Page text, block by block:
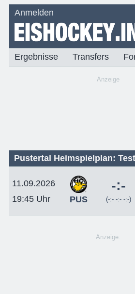
Anmelden
Ergebnisse Transfers
Anzeige
Pustertal Heimspielplan: Test
11.09.2026
19:45 Uhr
PUS
-:-
(-:- -:- -:-)
Anzeige: